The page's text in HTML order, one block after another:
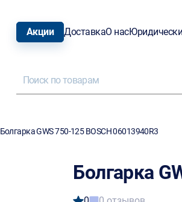
Акции ДоставкаО нас
Болгарка GWS 750-125 BOSCH 06013940R3
Болгарка